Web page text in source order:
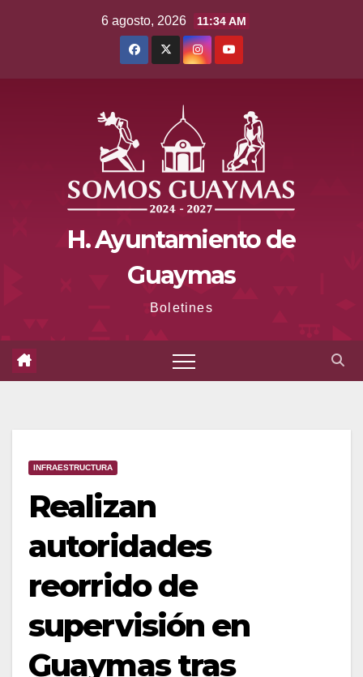
6 agosto, 2026 11:34 AM
H. Ayuntamiento de
Guaymas
Boletines
INFRAESTRUCTURA
Realizan
autoridades
reorrido de
supervisión en
Guaymas tras